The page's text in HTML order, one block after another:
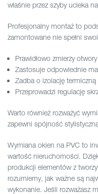
właśnie przez szyby ucieka
Profesjonalny montaż to
zamontowane nie spełni
Prawidłowo zmierzy
Zastosuje odpowiednie
Zadba o izolację
Przeprowadzi regulację
Warto również rozważyć
zapewni spójność
Wymiana okien na PVC to
wartość nieruchomości.
produkcji elementów z
rozumiemy, jak ważne są
wykonanie. Jeśli rozważasz